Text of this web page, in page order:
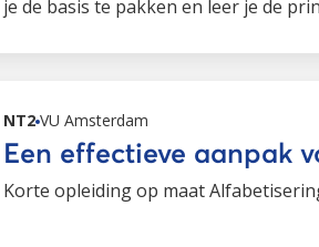
je de basis te pakken en leer je de
NT2 VU Amsterdam
Een effectieve aanpak
Korte opleiding op maat